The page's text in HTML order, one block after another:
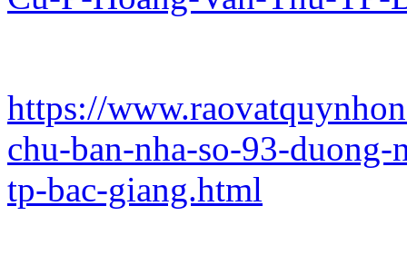
https://
chu-ban-nha-so-93-
tp-bac-giang.html